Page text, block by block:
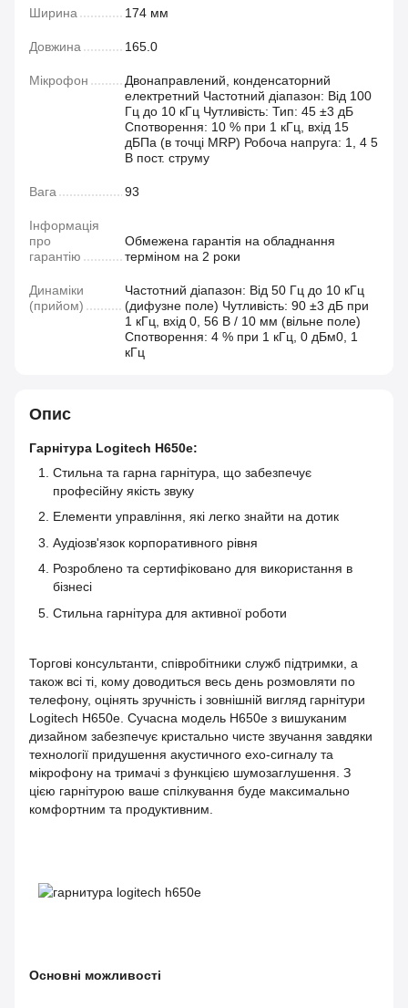
Ширина 174 мм
Довжина 165.0
Мікрофон
Двонаправлений, конденсаторний
електретний Частотний діапазон: Від 100
Гц до 10 кГц Чутливість: Тип: 45 ±3 дБ
Спотворення: 10 % при 1 кГц, вхід 15
дБПа (в точці MRP) Робоча напруга: 1, 4 5
В пост. струму
Вага 93
Інформація
про
гарантію
Обмежена гарантія на обладнання
терміном на 2 роки
Динаміки
(прийом)
Частотний діапазон: Від 50 Гц до 10 кГц
(дифузне поле) Чутливість: 90 ±3 дБ при
1 кГц, вхід 0, 56 В / 10 мм (вільне поле)
Спотворення: 4 % при 1 кГц, 0 дБм0, 1
кГц
Опис
Гарнітура Logitech H650e:
Стильна та гарна гарнітура, що забезпечує
професійну якість звуку
Елементи управління, які легко знайти на дотик
Аудіозв'язок корпоративного рівня
Розроблено та сертифіковано для використання в
бізнесі
Стильна гарнітура для активної роботи
Торгові консультанти, співробітники служб підтримки, а
також всі ті, кому доводиться весь день розмовляти по
телефону, оцінять зручність і зовнішній вигляд гарнітури
Logitech H650e. Сучасна модель H650e з вишуканим
дизайном забезпечує кристально чисте звучання завдяки
технології придушення акустичного ехо-сигналу та
мікрофону на тримачі з функцією шумозаглушення. З
цією гарнітурою ваше спілкування буде максимально
комфортним та продуктивним.
Основні можливості